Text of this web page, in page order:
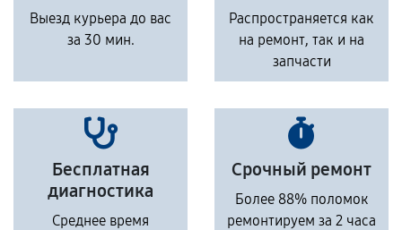
Выезд курьера до вас
за 30 мин.
Распространяется как
на ремонт, так и на
запчасти
Бесплатная
диагностика
Среднее время
Срочный ремонт
Более 88% поломок
ремонтируем за 2 часа